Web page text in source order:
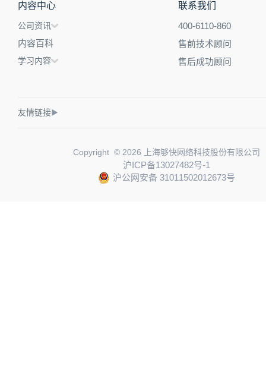
内容中心
公司资讯
内容百科
学习内容
联系我们
400-6110-860
售前技术顾问
售后成功顾问
友情链接▶
Copyright © 2026 上海够快网络科技股份有限公司
沪ICP备13027482号-1
沪公网安备 31011502012673号